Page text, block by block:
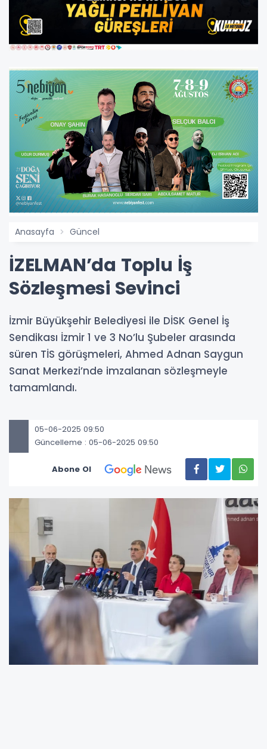
Anasayfa Güncel
İZELMAN’da Toplu İş
Sözleşmesi Sevinci
İzmir Büyükşehir Belediyesi ile DİSK Genel İş
Sendikası İzmir 1 ve 3 No’lu Şubeler arasında
süren TİS görüşmeleri, Ahmed Adnan Saygun
Sanat Merkezi’nde imzalanan sözleşmeyle
tamamlandı.
05-06-2025 09:50
Güncelleme : 05-06-2025 09:50
Abone Ol